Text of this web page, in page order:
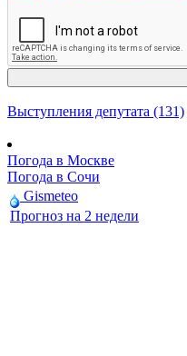
Выступления депутата (131)
Погода в Москве
Погода в Сочи
Gismeteo
Прогноз на 2 недели